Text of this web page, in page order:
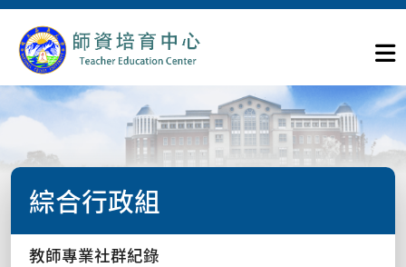
綜合行政組
教師專業社群紀錄